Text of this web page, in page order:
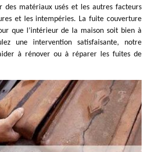
des matériaux usés et les autres facteurs
et les intempéries. La fuite couverture
que l’intérieur de la maison soit bien à
une intervention satisfaisante, notre
à rénover ou à réparer les fuites de